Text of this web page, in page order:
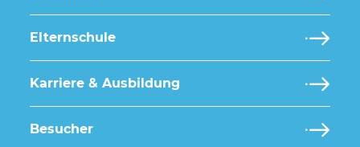
Elternschule
Karriere & Ausbildung
Besucher